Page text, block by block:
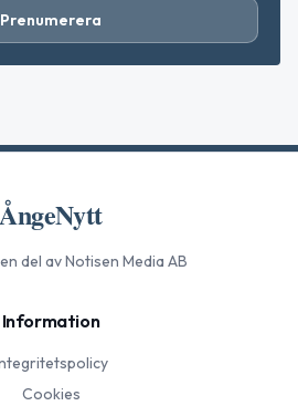
Prenumerera
ÅngeNytt
del av Notisen Media AB
Information
Cookies